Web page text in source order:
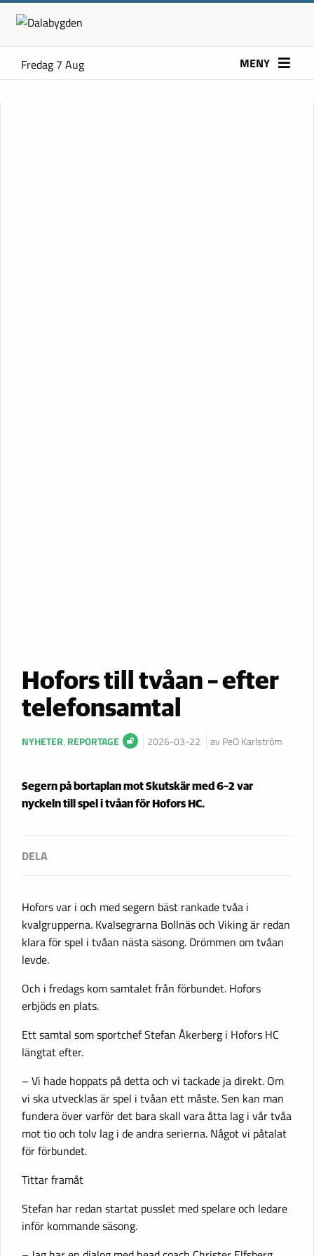
Fredag 7 Aug MENY
Hofors till tvåan – efter
telefonsamtal
NYHETER, REPORTAGE 2026-03-22 av PeO Karlström
Segern på bortaplan mot Skutskär med 6–2 var
nyckeln till spel i tvåan för Hofors HC.
Hofors var i och med segern bäst rankade tvåa i
kvalgrupperna. Kvalsegrarna Bollnäs och Viking är redan
klara för spel i tvåan nästa säsong. Drömmen om tvåan
levde.
Och i fredags kom samtalet från förbundet. Hofors
erbjöds en plats.
Ett samtal som sportchef Stefan Åkerberg i Hofors HC
längtat efter.
– Vi hade hoppats på detta och vi tackade ja direkt. Om
vi ska utvecklas är spel i tvåan ett måste. Sen kan man
fundera över varför det bara skall vara åtta lag i vår tvåa
mot tio och tolv lag i de andra serierna. Något vi påtalat
för förbundet.
Tittar framåt
Stefan har redan startat pusslet med spelare och ledare
inför kommande säsong.